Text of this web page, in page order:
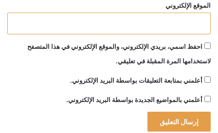
الموقع الإلكتروني
احفظ اسمي، بريدي الإلكتروني، والموقع الإلكتروني في هذا المتصفح
لاستخدامها المرة المقبلة في تعليقي.
أعلمني بمتابعة التعليقات بواسطة البريد الإلكتروني.
أعلمني بالمواضيع الجديدة بواسطة البريد الإلكتروني.